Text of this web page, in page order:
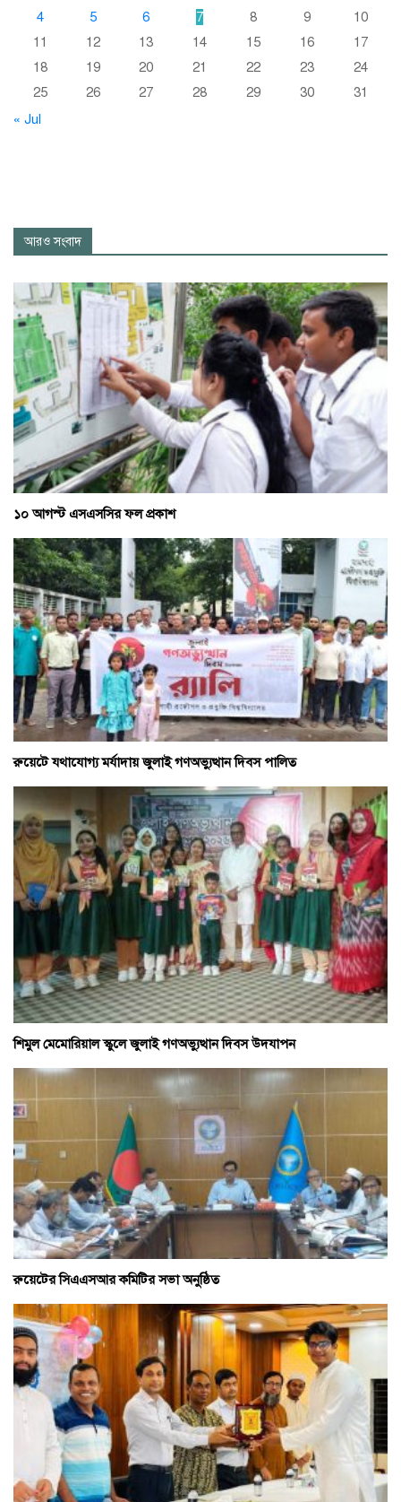
4 5 6 7 8 9
10
11
12 13 14 15 16
17
18
19 20 21 22 23
24
25
26 27 28 29 30
31
« Jul
আরও সংবাদ
১০ আগস্ট এসএসসির ফল প্রকাশ
রুয়েটে যথাযোগ্য মর্যাদায় জুলাই গণঅভ্যুত্থান দিবস পালিত
শিমুল মেমোরিয়াল স্কুলে জুলাই গণঅভ্যুত্থান দিবস উদযাপন
রুয়েটের সিএএসআর কমিটির সভা অনুষ্ঠিত